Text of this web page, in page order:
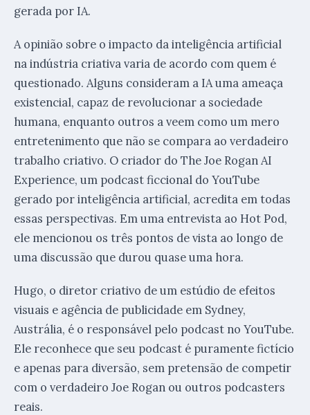
gerada por IA.
A opinião sobre o impacto da inteligência artificial
na indústria criativa varia de acordo com quem é
questionado. Alguns consideram a IA uma ameaça
existencial, capaz de revolucionar a sociedade
humana, enquanto outros a veem como um mero
entretenimento que não se compara ao verdadeiro
trabalho criativo. O criador do The Joe Rogan AI
Experience, um podcast ficcional do YouTube
gerado por inteligência artificial, acredita em todas
essas perspectivas. Em uma entrevista ao Hot Pod,
ele mencionou os três pontos de vista ao longo de
uma discussão que durou quase uma hora.
Hugo, o diretor criativo de um estúdio de efeitos
visuais e agência de publicidade em Sydney,
Austrália, é o responsável pelo podcast no YouTube.
Ele reconhece que seu podcast é puramente fictício
e apenas para diversão, sem pretensão de competir
com o verdadeiro Joe Rogan ou outros podcasters
reais.